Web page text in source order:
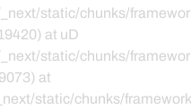
static/chunks/
at uD
static/chunks/
at
static/chunks/